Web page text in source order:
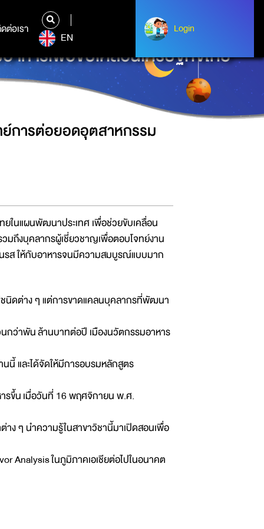
ติดต่อเรา
ต่อเรา
EN
Login
Login
หารเพื่อขับเคลื่อนเศรษฐกิจไทย
ย์การต่อยอดอุตสาหกรรม
ในแผนพัฒนาประเทศ เพื่อช่วยขับเคลื่อน
มถึงบุคลากรผู้เชี่ยวชาญเพื่อตอบโจทย์งาน
รส ให้กับอาหารจนมีความสมบูรณ์แบบมาก
นิดต่าง ๆ แต่การขาดแคลนบุคลากรที่พัฒนา
นกว่าพัน ล้านบาทต่อปี เมืองนวัตกรรมอาหาร
นี้ และได้จัดให้มีการอบรมหลักสูตร
รขึ้น เมื่อวันที่ 16 พฤศจิกายน พ.ศ.
าง ๆ นำความรู้ในสาขาวิชานี้มาเปิดสอนเพื่อ
Analysis ในภูมิภาคเอเชียต่อไปในอนาคต